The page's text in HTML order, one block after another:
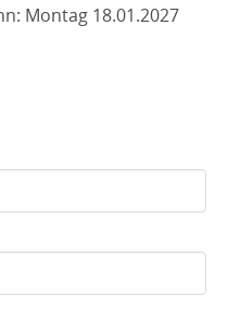
Montag 18.01.2027